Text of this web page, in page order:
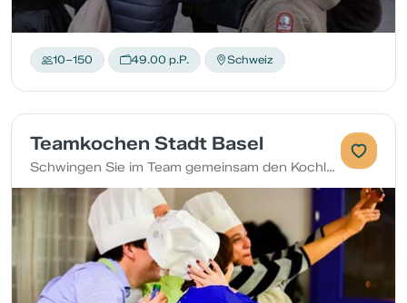
10–150 49.00 p.P. Schweiz
Teamkochen Stadt Basel
Schwingen Sie im Team gemeinsam den Kochlöffel